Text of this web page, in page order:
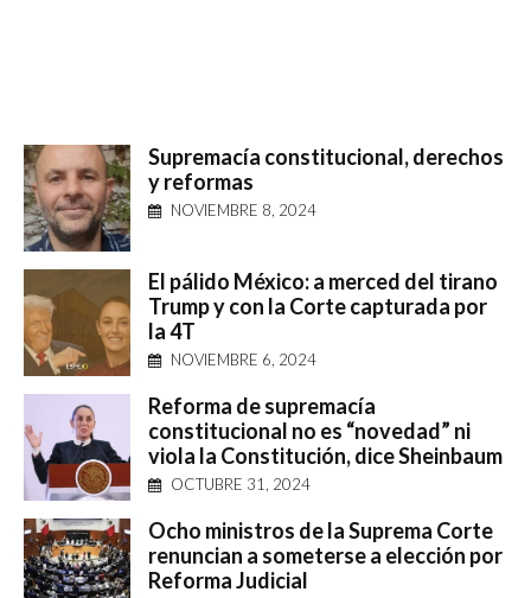
Supremacía constitucional, derechos
y reformas
NOVIEMBRE 8, 2024
El pálido México: a merced del tirano
Trump y con la Corte capturada por
la 4T
NOVIEMBRE 6, 2024
Reforma de supremacía
constitucional no es “novedad” ni
viola la Constitución, dice Sheinbaum
OCTUBRE 31, 2024
Ocho ministros de la Suprema Corte
renuncian a someterse a elección por
Reforma Judicial